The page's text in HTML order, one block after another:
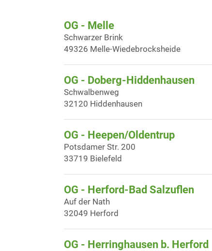
OG - Melle
Schwarzer Brink
49326 Melle-Wiedebrocksheide
OG - Doberg-Hiddenhausen
Schwalbenweg
32120 Hiddenhausen
OG - Heepen/Oldentrup
Potsdamer Str. 200
33719 Bielefeld
OG - Herford-Bad Salzuflen
Auf der Nath
32049 Herford
OG - Herringhausen b. Herford